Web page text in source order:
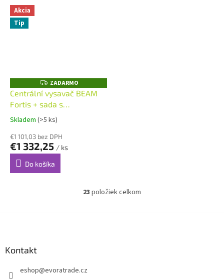
Akcia
Tip
Z
A
D
A
M
ZADARMO
Centrální vysavač BEAM
Fortis + sada s
obousměrnou komunikací
Alliance 9m
Skladem (>5 ks)
€1 101,03 bez DPH
€1 332,25 / ks
Do košíka
O
l
23 položiek celkom
Kontakt
eshop@evoratrade.cz